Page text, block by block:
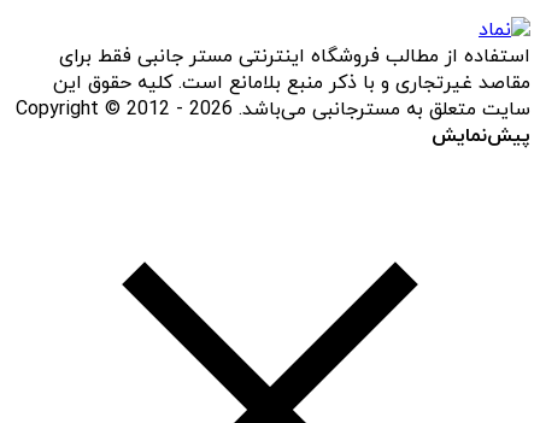
استفاده از مطالب فروشگاه اینترنتی مستر جانبی فقط برای
مقاصد غیرتجاری و با ذکر منبع بلامانع است. کلیه حقوق این
سایت متعلق به مسترجانبی می‌باشد. Copyright © 2012 - 2026
پیش‌نمایش